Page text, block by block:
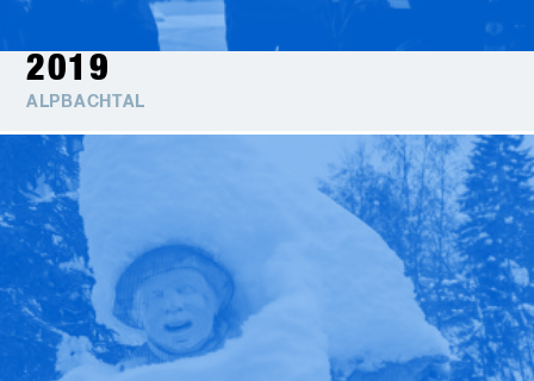
2019
ALPBACHTAL